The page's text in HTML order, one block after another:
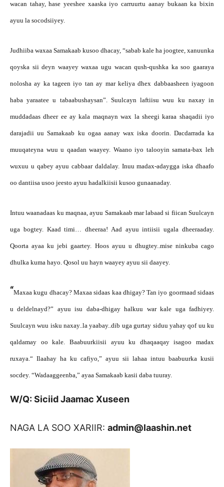
wacan tahay, hase yeeshee xaaska iyo carruurtu aanay bukaan ka bixin
ayuu la socodsiiyey.
Judhiiba waxaa Samakaab kusoo dhacay, “sabab kale ha joogtee, xanuunka
qoyska sii deyn waayey waxaa ugu wacan qush-qushka ka soo gaaraya
nolosha ay ka tageen iyo tan ay mar keliya dhex dabbaasheen iyagoon
haba yaraatee u tabaabushaysan”. Suulcayn laftiisu wuu ku naxay in
muddadaas dheer ee ay kala maqnayn wax la sheegi karaa shaqadii iyo
darajadii uu Samakaab ku ogaa aanay wax iska doorin. Dacdarrada ka
muuqateyna wuu u qaadan waayey. Waano iyo talooyin samata-bax leh
wuxuu u qabey ayuu cabbaar daldalay. Inuu madax-adaygga iska dhaafo
oo dantiisa usoo jeesto ayuu hadalkiisii kusoo gunaanaday.
Intuu waanadaas ku maqnaa, ayuu Samakaab mar labaad si fiican Suulcayn
uga bogtey. Kaad timi… dheeraa! Aad ayuu intiisii ugala dheeraaday.
Qoorta ayaa ku jebi gaartey. Hoos ayuu u dhugtey..mise ninkuba cago
dhulka kuma hayo. Qosol uu hayn waayey ayuu sii daayey.
“Maxaa kugu dhacay? Maxaa sidaas kaa dhigay? Tan iyo goormaad sidaas
u deldelnayd?” ayuu isu daba-dhigay halkuu war kale uga fadhiyey.
Suulcayn wuu isku naxay..la yaabay..dib uga gurtay siduu yahay qof uu ku
qaldamay oo kale. Baabuurkiisii ayuu ku dhaqaaqay isagoo madax
ruxaya.“ Ilaahay ha ku cafiyo,” ayuu sii lahaa intuu baabuurka kusii
socdey. “Wadaaggeenba,” ayaa Samakaab kasii daba tuuray.
W/Q: Siciid Jaamac Xuseen
NAGA LA SOO XARIIR: admin@laashin.net